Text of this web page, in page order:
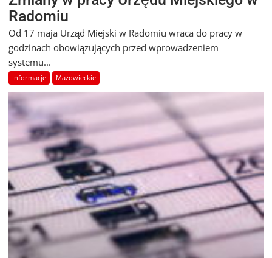
Radomiu
Od 17 maja Urząd Miejski w Radomiu wraca do pracy w
godzinach obowiązujących przed wprowadzeniem
systemu...
Informacje Mazowieckie